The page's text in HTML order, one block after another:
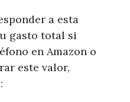
a esta
gasto total si
en Amazon o
este valor,